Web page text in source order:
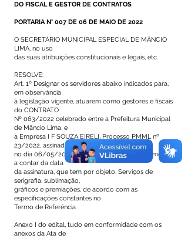
DO FISCAL E GESTOR DE CONTRATOS
PORTARIA N° 007 DE 06 DE MAIO DE 2022
O SECRETÁRIO MUNICIPAL ESPECIAL DE MÂNCIO
LIMA, no uso
das suas atribuições constitucionais e legais, etc.
RESOLVE:
Art. 1º Designar os servidores abaixo indicados para,
em observância
à legislação vigente, atuarem como gestores e fiscais
do CONTRATO
Nº 063/2022 celebrado entre a Prefeitura Municipal
de Mâncio Lima, e
a Empresa I F SOUZA EIRELI, Processo PMML nº
23/2022, assinado
no dia 06/05/2022 com vigência de 08 (oito) meses,
a contar da data
da assinatura, que tem por objeto, Serviços de
serigrafia, sublimação,
gráficos e premiações, de acordo com as
especificações constantes no
Termo de Referência
Anexo I do edital, tudo em conformidade com os
anexos da Ata de